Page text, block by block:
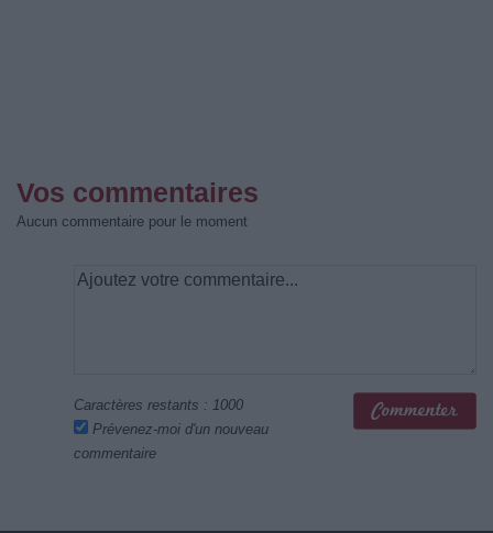
Vos commentaires
Aucun commentaire pour le moment
Caractères restants : 1000
Prévenez-moi d'un nouveau
commentaire